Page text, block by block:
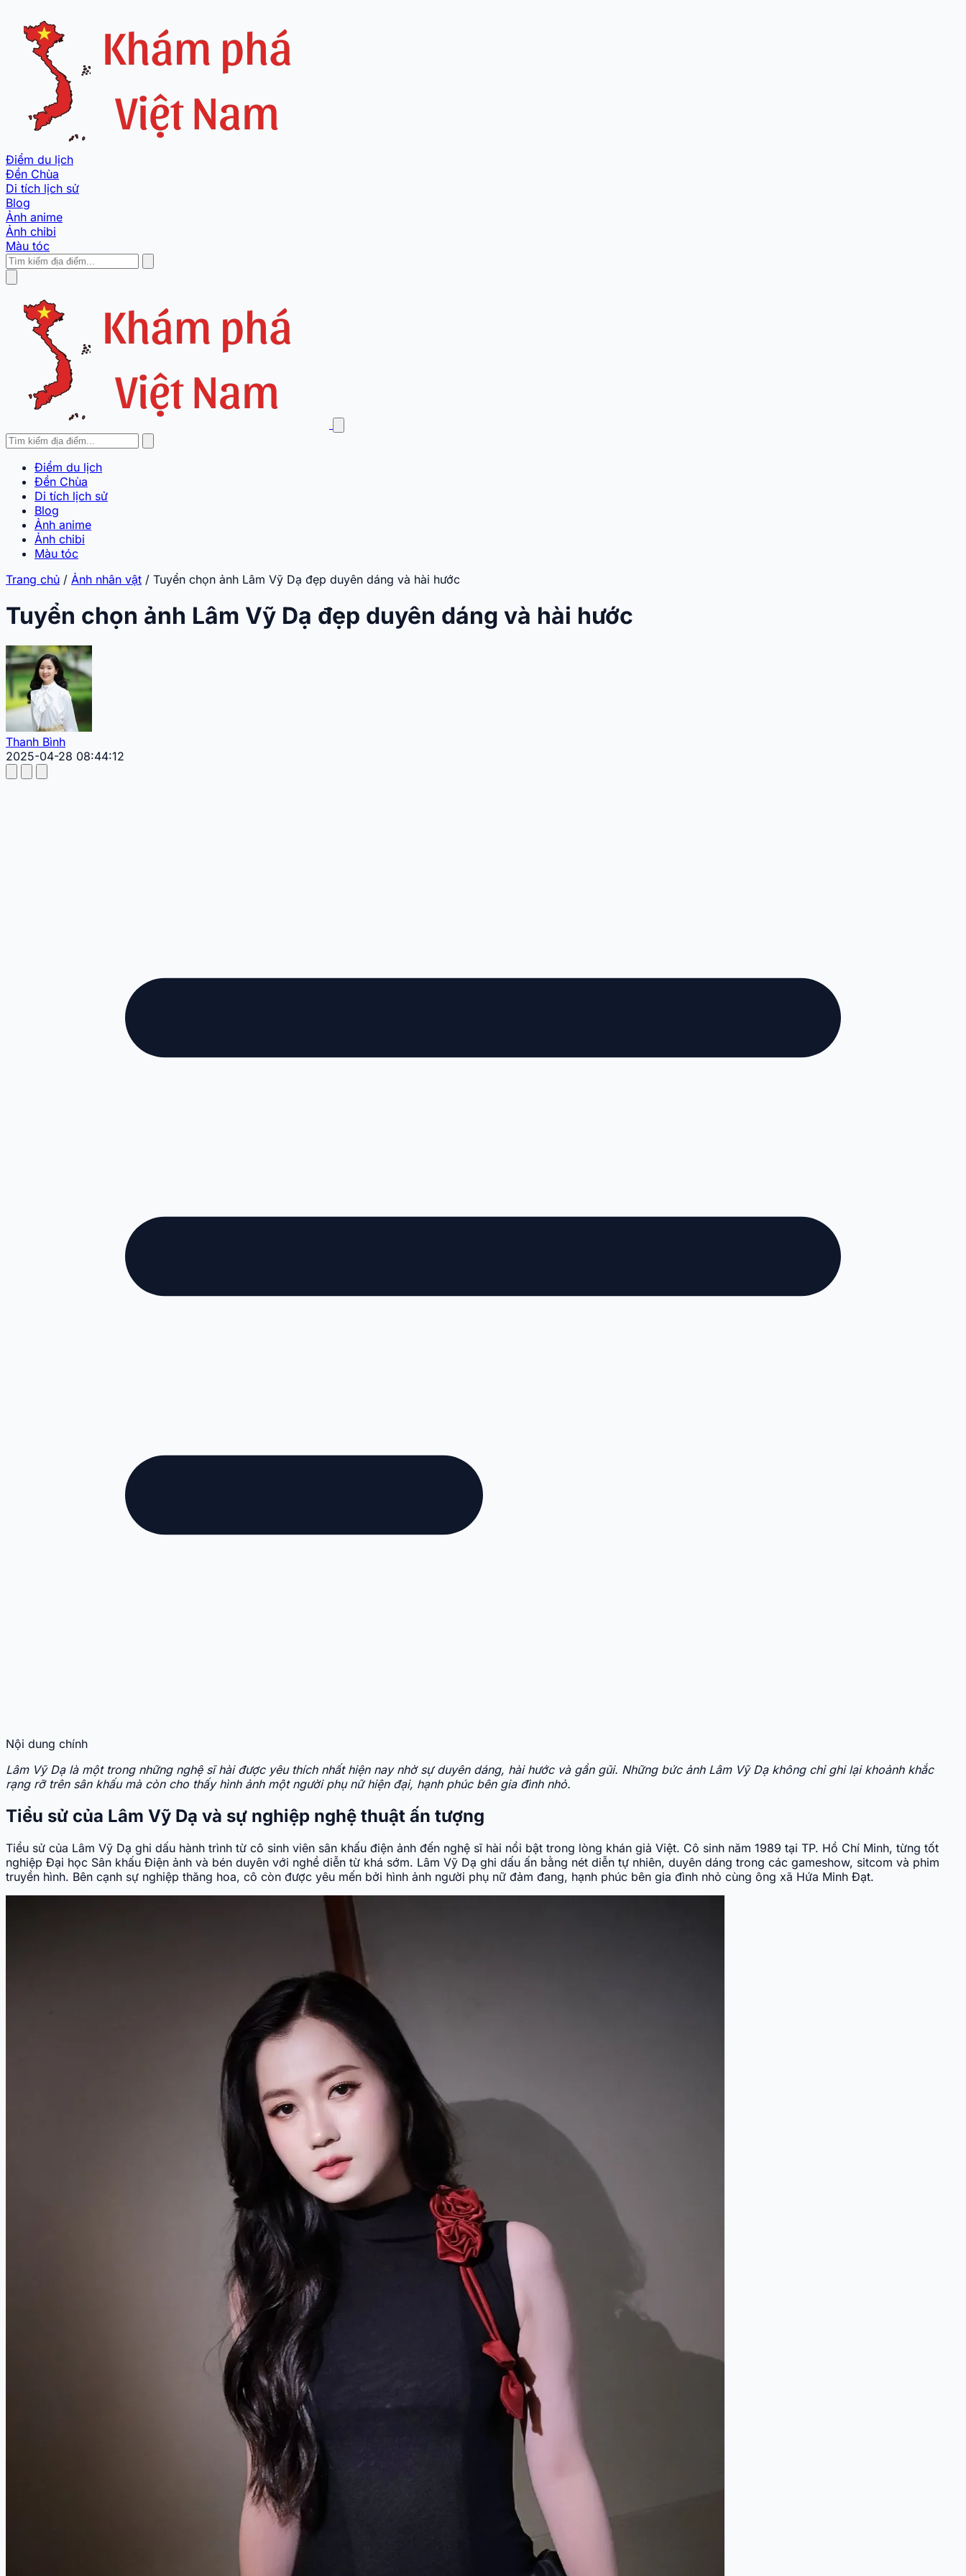
Điểm du lịch
Đền Chùa
Di tích lịch sử
Blog
Ảnh anime
Ảnh chibi
Màu tóc
Điểm du lịch
Đền Chùa
Di tích lịch sử
Blog
Ảnh anime
Ảnh chibi
Màu tóc
Trang chủ / Ảnh nhân vật / Tuyển chọn ảnh Lâm Vỹ Dạ đẹp duyên dáng và hài hước
Tuyển chọn ảnh Lâm Vỹ Dạ đẹp duyên dáng và hài hước
Thanh Bình
2025-04-28 08:44:12
Nội dung chính
Lâm Vỹ Dạ là một trong những nghệ sĩ hài được yêu thích nhất hiện nay nhờ sự duyên dáng, hài hước và gần gũi. Những bức ảnh Lâm Vỹ Dạ không chỉ ghi lại khoảnh khắc
rạng rỡ trên sân khấu mà còn cho thấy hình ảnh một người phụ nữ hiện đại, hạnh phúc bên gia đình nhỏ.
Tiểu sử của Lâm Vỹ Dạ và sự nghiệp nghệ thuật ấn tượng
Tiểu sử của Lâm Vỹ Dạ ghi dấu hành trình từ cô sinh viên sân khấu điện ảnh đến nghệ sĩ hài nổi bật trong lòng khán giả Việt. Cô sinh năm 1989 tại TP. Hồ Chí Minh, từng tốt
nghiệp Đại học Sân khấu Điện ảnh và bén duyên với nghề diễn từ khá sớm. Lâm Vỹ Dạ ghi dấu ấn bằng nét diễn tự nhiên, duyên dáng trong các gameshow, sitcom và phim
truyền hình. Bên cạnh sự nghiệp thăng hoa, cô còn được yêu mến bởi hình ảnh người phụ nữ đảm đang, hạnh phúc bên gia đình nhỏ cùng ông xã Hứa Minh Đạt.